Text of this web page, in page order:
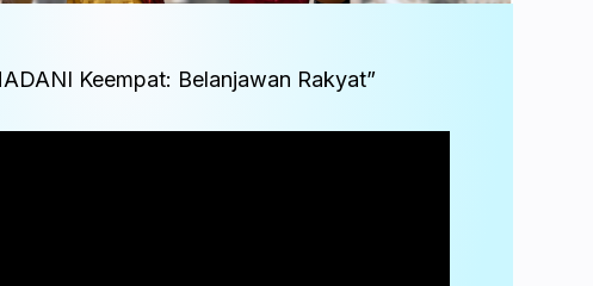
Keempat: Belanjawan Rakyat”